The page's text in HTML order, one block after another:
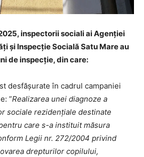
inspectorii sociali ai Agenției
și Inspecție Socială Satu Mare au
de inspecție, din care:
desfășurate în cadrul campaniei
”Realizarea unei diagnoze a
sociale rezidențiale destinate
care s-a instituit măsura
Legii nr. 272/2004 privind
drepturilor copilului,